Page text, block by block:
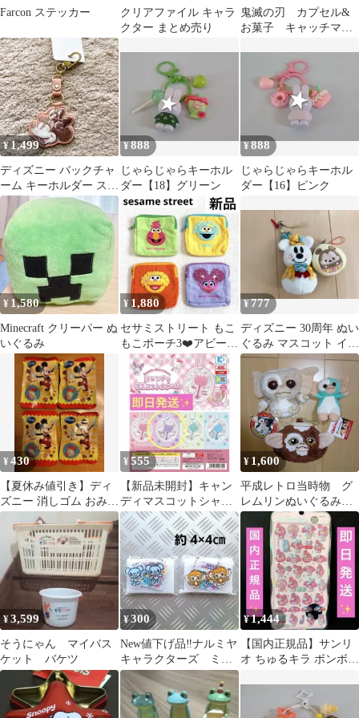
Farcon ステッカー
クリアファイル キャラ
クター まとめ売り
鬼滅の刃 カプセル&
お菓子 キャッチマシ
ル ミニカプセル
¥1,499
ディズニー バックチャ
ーム キーホルダー スパ
ンコール ミニーマウス
¥888
じゃらじゃらキーホル
ダー【18】グリーン
¥888
じゃらじゃらキーホル
ダー【16】ピンク
¥ 1,580
Minecraft クリーパー ぬ
いぐるみ
¥1,880
セサミストリート もこ
もこポーチ3❤️アビー
ロジータ ゾーイ テリー
4種セット
¥777
ディズニー 30周年 ぬい
ぐるみ マスコット イー
スター 30th ミッキー
¥430
【夏休み値引き】ディ
ズニー 消しゴム おみく
じ付き4個セット
¥555
【新品未開封】キャン
ディマスコットシャー
ム クロミ
¥ 1,600
平成レトロ当時物 グ
レムリンぬいぐるみ
ギズモ 平成レトロ映
画
¥3,599
そうにゃん マイバス
ケット バケツ
¥300
New値下げ品‼ナルミヤ
キャラクターズ ミン
トくん ルッキー に
こりるストラップ
¥1,444
【国内正規品】サンリ
オ ちゅるキラ ボンボン